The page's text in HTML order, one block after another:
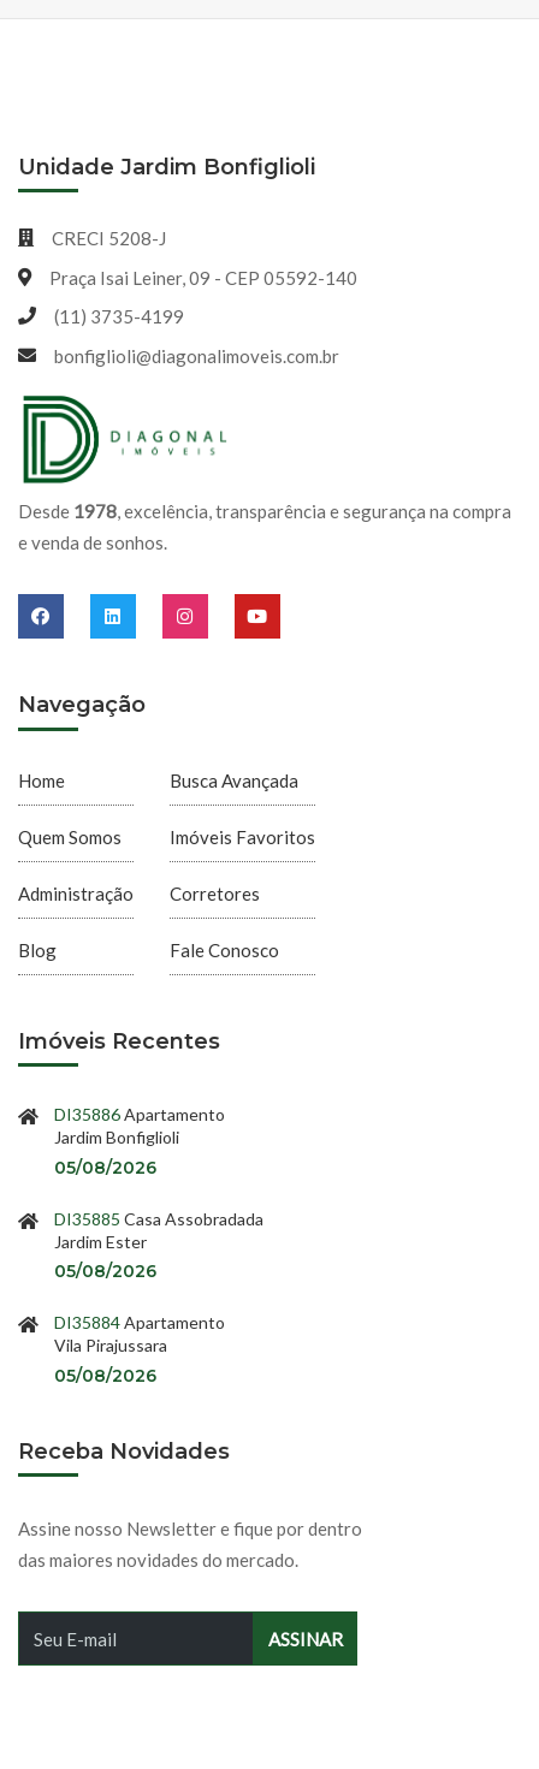
Desde 1978, excelência, transparência e segurança na compra
e venda de sonhos.
Navegação
Home
Quem Somos
Administração
Blog
Busca Avançada
Imóveis Favoritos
Corretores
Fale Conosco
Imóveis Recentes
DI35886Apartamento
Jardim Bonfiglioli
05/08/2026
DI35885 Casa Assobradada
Jardim Ester
05/08/2026
DI35884Apartamento
Vila Pirajussara
05/08/2026
Receba Novidades
Assine nosso Newsletter e fique por dentro
das maiores novidades do mercado.
Unidade Jardim Bonfiglioli
CRECI 5208-J
Praça Isai Leiner, 09 - CEP 05592-140
(11) 3735-4199
bonfiglioli@diagonalimoveis.com.br